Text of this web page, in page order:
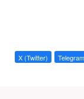
X (Twitter) Telegram